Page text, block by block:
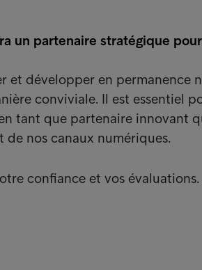
un partenaire stratégique
et développer en permanence
conviviale. Il est essentiel
tant que partenaire innovant
nos canaux numériques.
confiance et vos évaluations.